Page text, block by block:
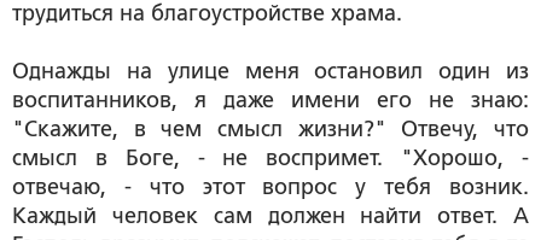
трудиться на благоустройстве храма.
Однажды на улице меня остановил один из
воспитанников, я даже имени его не знаю:
"Скажите, в чем смысл жизни?" Отвечу, что
смысл в Боге, - не воспримет. "Хорошо, -
отвечаю, - что этот вопрос у тебя возник.
Каждый человек сам должен найти ответ. А